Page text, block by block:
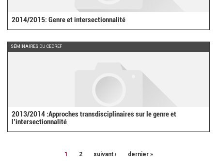
2014/2015: Genre et intersectionnalité
SÉMINAIRES DU CEDREF
2013/2014 :Approches transdisciplinaires sur le genre et
l’intersectionnalité
1 2 suivant › dernier »